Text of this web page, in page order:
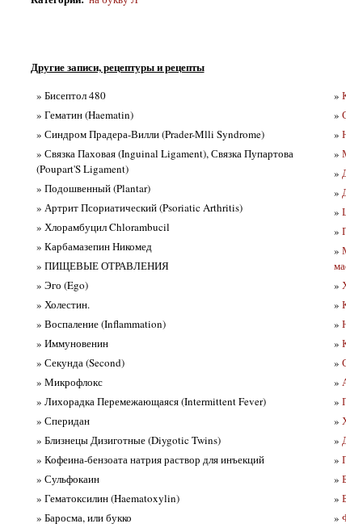
Другие записи, рецептуры и рецепты
» Бисептол 480
» Гематин (Haematin)
» Синдром Прадера-Вилли (Prader-Mlli Syndrome)
» Связка Паховая (Inguinal Ligament), Связка Пупартова
(Poupart'S Ligament)
» Подошвенный (Plantar)
» Артрит Псориатический (Psoriatic Arthritis)
» Хлорамбуцил Chlorambucil
» Карбамазепин Никомед
» ПИЩЕВЫЕ ОТРАВЛЕНИЯ
» Эго (Ego)
» Холестин.
» Воспаление (Inflammation)
» Иммуновенин
» Секунда (Second)
» Микрофлокс
» Лихорадка Перемежающаяся (Intermittent Fever)
» Сперидан
» Близнецы Дизиготные (Diygotic Twins)
» Кофеина-бензоата натрия раствор для инъекций
» Сульфокаин
» Гематоксилин (Haematoxylin)
» Баросма, или букко
»
»
»
»
»
»
»
»
»
»
»
»
»
»
»
»
»
»
»
»
»
»